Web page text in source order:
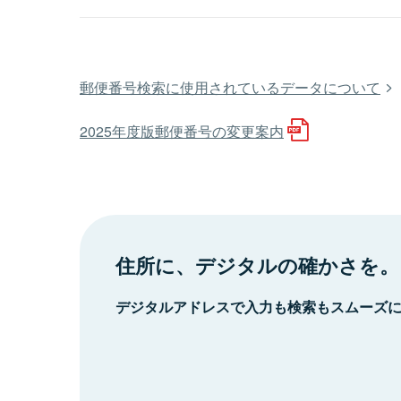
郵便番号検索に使用されているデータについて
2025年度版郵便番号の変更案内
住所に、デジタルの確かさを。
デジタルアドレスで入力も検索もスムーズ